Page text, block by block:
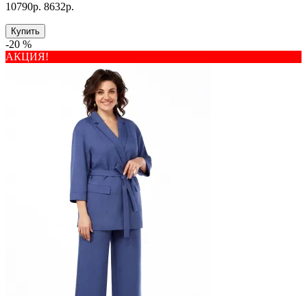
10790р. 8632р.
Купить
-20 %
АКЦИЯ!